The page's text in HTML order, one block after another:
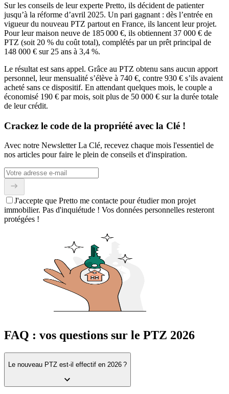
Sur les conseils de leur experte Pretto, ils décident de patienter
jusqu’à la réforme d’avril 2025. Un pari gagnant : dès l’entrée en
vigueur du nouveau PTZ partout en France, ils lancent leur projet.
Pour leur maison neuve de 185 000 €, ils obtiennent 37 000 € de
PTZ (soit 20 % du coût total), complétés par un prêt principal de
148 000 € sur 25 ans à 3,4 %.
Le résultat est sans appel. Grâce au PTZ obtenu sans aucun apport
personnel, leur mensualité s’élève à 740 €, contre 930 € s’ils avaient
acheté sans ce dispositif. En attendant quelques mois, le couple a
économisé 190 € par mois, soit plus de 50 000 € sur la durée totale
de leur crédit.
Crackez le code de la propriété avec la Clé !
Avec notre Newsletter La Clé, recevez chaque mois l'essentiel de
nos articles pour faire le plein de conseils et d'inspiration.
J'accepte que Pretto me contacte pour étudier mon projet
immobilier. Pas d'inquiétude ! Vos données personnelles resteront
protégées !
FAQ : vos questions sur le PTZ 2026
Le nouveau PTZ est-il effectif en 2026 ?